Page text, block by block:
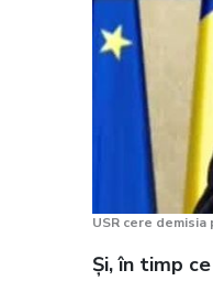
USR cere
Și, în timp